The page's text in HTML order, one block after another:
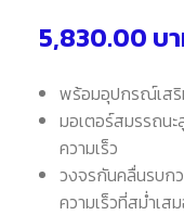
5,830.00 บ
พร้อมอุปกรณ์เสริ
มอเตอร์สมรรถน
ความเร็ว
วงจรกันคลื่นรบก
ความเร็วที่สม่ำเส